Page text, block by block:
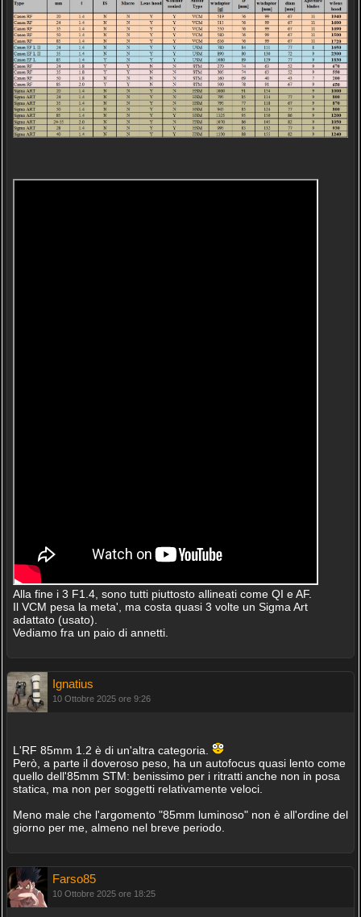
Alla fine i 3 F1.4, sono tutti piuttosto allineati come QI e AF.
Il VCM pesa la meta', ma costa quasi 3 volte un Sigma Art
adattato (usato).
Vediamo fra un paio di annetti.
Ignatius
10 Ottobre 2025 ore 9:26
L'RF 85mm 1.2 è di un'altra categoria.
Però, a parte il doveroso peso, ha un autofocus quasi lento come
quello dell'85mm STM: benissimo per i ritratti anche non in posa
statica, ma non per soggetti relativamente veloci.
Meno male che l'argomento "85mm luminoso" non è all'ordine del
giorno per me, almeno nel breve periodo.
Farso85
10 Ottobre 2025 ore 18:25